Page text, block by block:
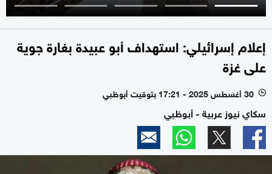
إعلام إسرائيلي: استهداف أبو عبيدة بغارة جوية
على غزة
l 30 أغسطس 2025 - 17:21 بتوقيت أبوظبي
سكاي نيوز عربية - أبوظبي